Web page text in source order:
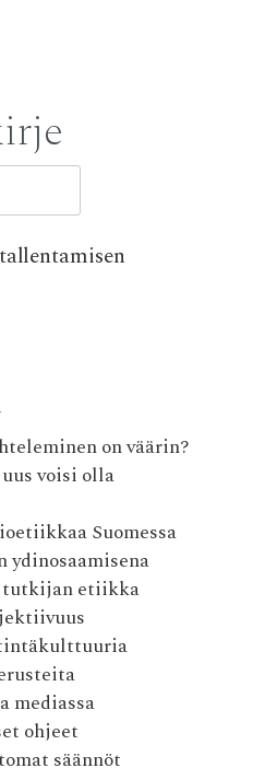
on väärin?
voisi olla
Suomessa
tutkijan etiikka
mediassa
ohjeet
säännöt